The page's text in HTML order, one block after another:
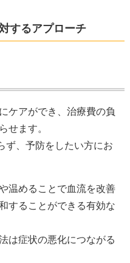
するアプローチ
ケアができ、治療費の負
せます。
ず、予防をしたい方にお
温めることで血流を改善
することができる有効な
は症状の悪化につながる